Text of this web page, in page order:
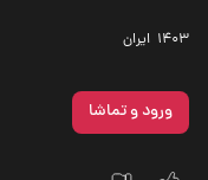
1403 ‌ ایران
ورود و تماشا